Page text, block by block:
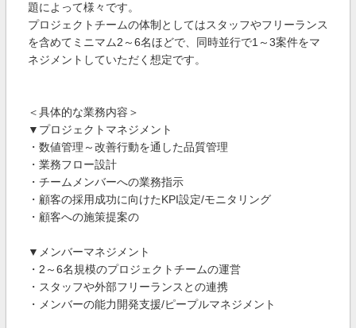
題によって様々です。
プロジェクトチームの体制としてはスタッフやフリーランス
を含めてミニマム2～6名ほどで、同時並行で1～3案件をマ
ネジメントしていただく想定です。
＜具体的な業務内容＞
▼プロジェクトマネジメント
・数値管理～改善行動を通した品質管理
・業務フロー設計
・チームメンバーへの業務指示
・顧客の採用成功に向けたKPI設定/モニタリング
・顧客への施策提案の
▼メンバーマネジメント
・2～6名規模のプロジェクトチームの運営
・スタッフや外部フリーランスとの連携
・メンバーの能力開発支援/ピープルマネジメント